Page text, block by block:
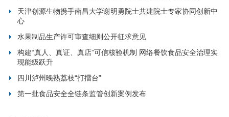
天津创源生物携手南昌大学谢明勇院士共建院士专家协同创新中
心
水果制品生产许可审查细则公开征求意见
构建“真人、真证、真店”可信核验机制 网络餐饮食品安全治理实
现能级跃升
四川泸州晚熟荔枝“打擂台”
第一批食品安全全链条监管创新案例发布